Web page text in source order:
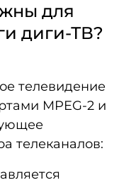
для
диги-ТВ?
телевидение
MPEG-2 и
телеканалов: